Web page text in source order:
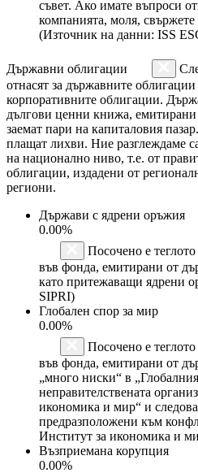
съвет. Ако имате въпроси
компанията, моля,
(Източник на данни: ISS
Държавни облигации
отнасят за държавните
корпоративните облигации.
дългови ценни книжа, емитирани
заемат пари на капиталовия
плащат лихви. Ние разглеждаме
на национално ниво, т.е. от
облигации, издадени от
региони.
Държави с ядрени оръжия
0.00%
Посочено е
във фонда, емитирани от
като притежаващи ядрени
SIPRI)
Глобален спор за мир
0.00%
Посочено е
във фонда, емитирани от
„много ниски“ в
неправителствената
икономика и мир“ и
предразположени към
Институт за икономика и
Възприемана корупция
0.00%